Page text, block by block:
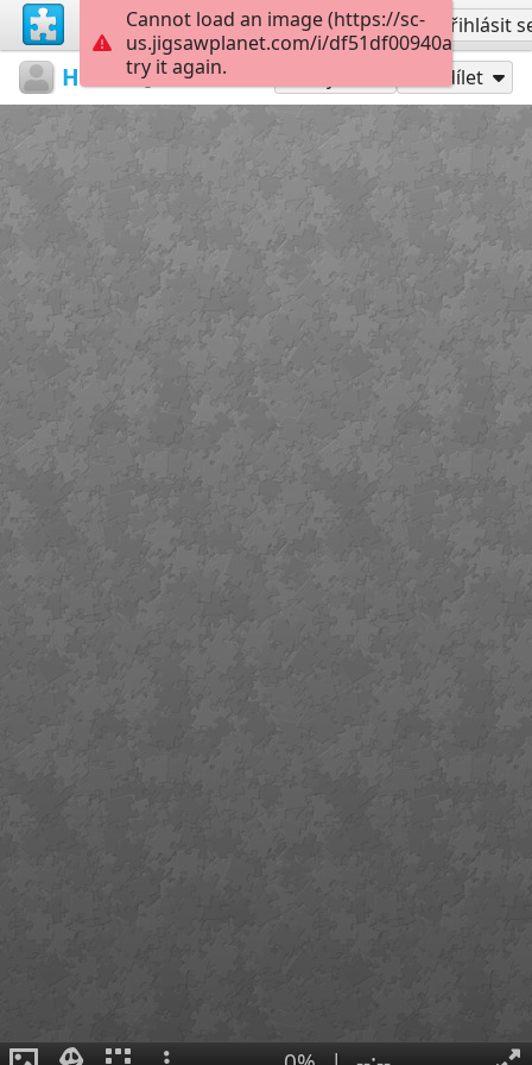
Vytvořit účet Přihlásit
HWundS ... A1 Sdílet
Cannot load an image (https://sc-
us.jigsawplanet.com/i/
try it again.